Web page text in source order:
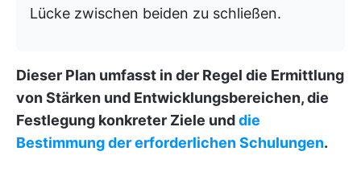
Lücke zwischen beiden zu schließen.
Dieser Plan umfasst in der Regel die Ermittlung
von Stärken und Entwicklungsbereichen, die
Festlegung konkreter Ziele unddie
Bestimmung der erforderlichen Schulungen.